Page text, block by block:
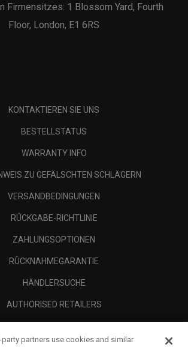
Firmensitzes: 1 Blossom Yard, Fourth
Floor, London, E1 6RS
KONTAKTIEREN SIE UNS
BESTELLSTATUS
WARRANTY INFO
ZU GEFÄLSCHTEN SCHLÄGERN
VERSANDBEDINGUNGEN
RÜCKGABE-RICHTLINIE
ZAHLUNGSOPTIONEN
RÜCKNAHMEGARANTIE
HÄNDLERSUCHE
AUTHORISED RETAILERS
party partners use cookies and similar